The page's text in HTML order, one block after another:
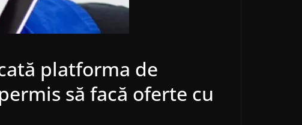
platforma de
să facă oferte cu